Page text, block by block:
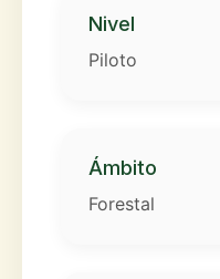
Nivel
Piloto
Ámbito
Forestal